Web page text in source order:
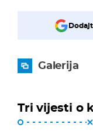
Galerija
Tri vijesti o